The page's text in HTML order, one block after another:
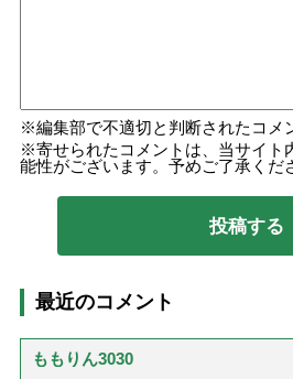
編集部で不適切と判断されたコメ
寄せられたコメントは、当サイト
能性がございます。予めご了承くだ
最近のコメント
ももりん3030